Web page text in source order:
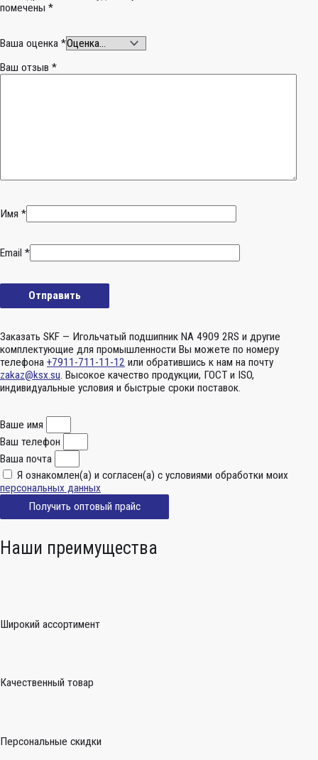
помечены *
Ваша оценка *
Ваш отзыв *
Имя *
Email *
Заказать SKF — Игольчатый подшипник NA 4909 2RS и другие
комплектующие для промышленности Вы можете по номеру
телефона +7911-711-11-12 или обратившись к нам на почту
zakaz@ksx.su. Высокое качество продукции, ГОСТ и ISO,
индивидуальные условия и быстрые сроки поставок.
Ваше имя
Ваш телефон
Ваша почта
Я ознакомлен(а) и согласен(а) с условиями обработки моих
персональных данных
Получить оптовый прайс
Наши преимущества
Широкий ассортимент
Качественный товар
Персональные скидки